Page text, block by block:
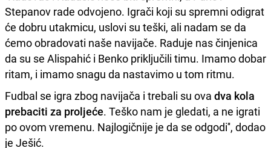
Stepanov rade odvojeno. Igrači koji su spremni odigrat
će dobru utakmicu, uslovi su teški, ali nadam se da
ćemo obradovati naše navijače. Raduje nas činjenica
da su se Alispahić i Benko priključili timu. Imamo dobar
ritam, i imamo snagu da nastavimo u tom ritmu.
Fudbal se igra zbog navijača i trebali su ova dva kola
prebaciti za proljeće. Teško nam je gledati, a ne igrati
po ovom vremenu. Najlogičnije je da se odgodi'', dodao
je Ješić.